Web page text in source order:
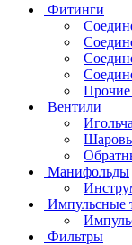
Фитинги
Вентили
Манифольды
Импульсные
Фильтры